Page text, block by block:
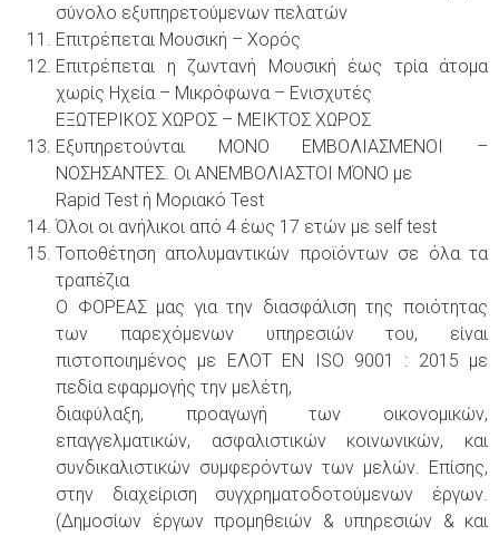
σύνολο εξυπηρετούμενων πελατών
Eπιτρέπεται Μουσική – Χορός
Επιτρέπεται η ζωντανή Μουσική έως τρία άτομα
χωρίς Ηχεία – Μικρόφωνα – Ενισχυτές
ΕΞΩΤΕΡΙΚΟΣ ΧΩΡΟΣ – ΜΕΙΚΤΟΣ ΧΩΡΟΣ
Εξυπηρετούνται ΜΟΝΟ ΕΜΒΟΛΙΑΣΜΕΝΟΙ –
ΝΟΣΗΣΑΝΤΕΣ. Οι ΑΝΕΜΒΟΛΙΑΣΤΟΙ ΜΌΝΟ με
Rapid Test ή Μοριακό Test
Όλοι οι ανήλικοι από 4 έως 17 ετών με self test
Τοποθέτηση απολυμαντικών προϊόντων σε όλα τα
τραπέζια
Ο ΦΟΡΕΑΣ μας για την διασφάλιση της ποιότητας
των παρεχόμενων υπηρεσιών του, είναι
πιστοποιημένος με ΕΛΟΤ ΕΝ ISO 9001 : 2015 με
πεδία εφαρμογής την μελέτη,
διαφύλαξη, προαγωγή των οικονομικών,
επαγγελματικών, ασφαλιστικών κοινωνικών, και
συνδικαλιστικών συμφερόντων των μελών. Επίσης,
στην διαχείριση συγχρηματοδοτούμενων έργων.
(Δημοσίων έργων προμηθειών & υπηρεσιών & και